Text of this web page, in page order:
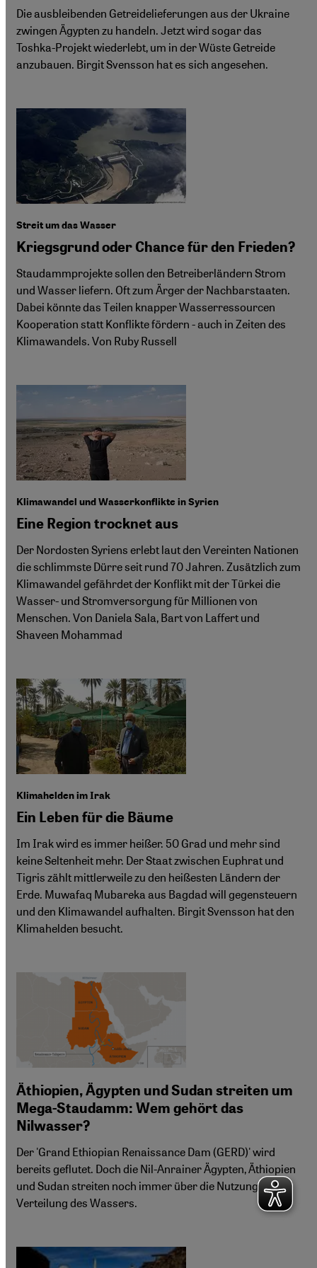
Die ausbleibenden Getreidelieferungen aus der Ukraine
zwingen Ägypten zu handeln. Jetzt wird sogar das
Toshka-Projekt wiederlebt, um in der Wüste Getreide
anzubauen. Birgit Svensson hat es sich angesehen.
Streit um das Wasser
Kriegsgrund oder Chance für den Frieden?
Staudammprojekte sollen den Betreiberländern Strom
und Wasser liefern. Oft zum Ärger der Nachbarstaaten.
Dabei könnte das Teilen knapper Wasserressourcen
Kooperation statt Konflikte fördern - auch in Zeiten des
Klimawandels. Von Ruby Russell
Klimawandel und Wasserkonflikte in Syrien
Eine Region trocknet aus
Der Nordosten Syriens erlebt laut den Vereinten Nationen
die schlimmste Dürre seit rund 70 Jahren. Zusätzlich zum
Klimawandel gefährdet der Konflikt mit der Türkei die
Wasser- und Stromversorgung für Millionen von
Menschen. Von Daniela Sala, Bart von Laffert und
Shaveen Mohammad
Klimahelden im Irak
Ein Leben für die Bäume
Im Irak wird es immer heißer. 50 Grad und mehr sind
keine Seltenheit mehr. Der Staat zwischen Euphrat und
Tigris zählt mittlerweile zu den heißesten Ländern der
Erde. Muwafaq Mubareka aus Bagdad will gegensteuern
und den Klimawandel aufhalten. Birgit Svensson hat den
Klimahelden besucht.
Äthiopien, Ägypten und Sudan streiten um
Mega-Staudamm: Wem gehört das
Nilwasser?
Der 'Grand Ethiopian Renaissance Dam (GERD)' wird
bereits geflutet. Doch die Nil-Anrainer Ägypten, Äthiopien
und Sudan streiten noch immer über die Nutzung und
Verteilung des Wassers.